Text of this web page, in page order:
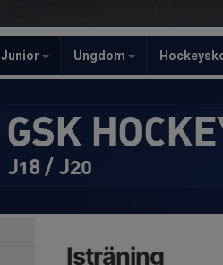
Junior Ungdom
GSK
J18 / J20
Isträning